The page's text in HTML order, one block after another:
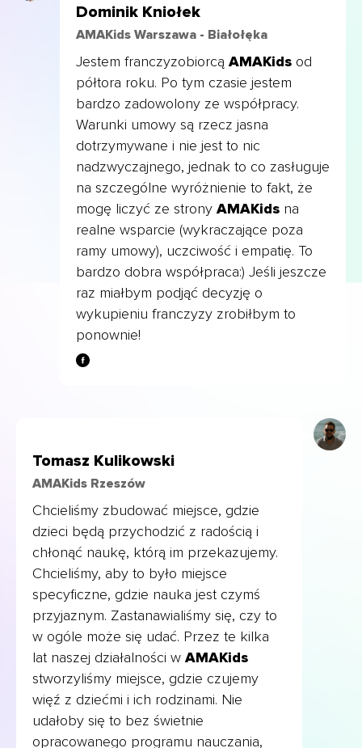
Dominik Kniołek
AMAKids Warszawa - Białołęka
Jestem franczyzobiorcą AMAKids od
półtora roku. Po tym czasie jestem
bardzo zadowolony ze współpracy.
Warunki umowy są rzecz jasna
dotrzymywane i nie jest to nic
nadzwyczajnego, jednak to co zasługuje
na szczególne wyróżnienie to fakt, że
mogę liczyć ze strony AMAKids na
realne wsparcie (wykraczające poza
ramy umowy), uczciwość i empatię. To
bardzo dobra współpraca:) Jeśli jeszcze
raz miałbym podjąć decyzję o
wykupieniu franczyzy zrobiłbym to
ponownie!
Tomasz Kulikowski
AMAKids Rzeszów
Chcieliśmy zbudować miejsce, gdzie
dzieci będą przychodzić z radością i
chłonąć naukę, którą im przekazujemy.
Chcieliśmy, aby to było miejsce
specyficzne, gdzie nauka jest czymś
przyjaznym. Zastanawialiśmy się, czy to
w ogóle może się udać. Przez te kilka
lat naszej działalności w AMAKids
stworzyliśmy miejsce, gdzie czujemy
więź z dziećmi i ich rodzinami. Nie
udałoby się to bez świetnie
opracowanego programu nauczania,